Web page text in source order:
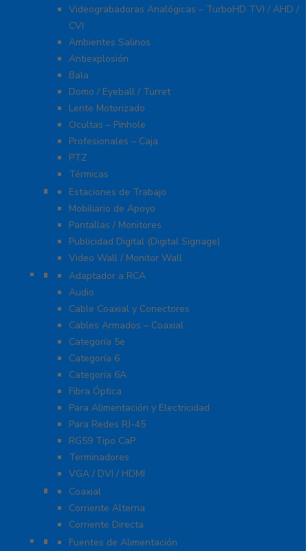
Videograbadoras Analógicas – TurboHD TVI / AHD /
CVI
Ambientes Salinos
Antiexplosión
Bala
Domo / Eyeball / Turret
Lente Motorizado
Ocultas – Pinhole
Profesionales – Caja
PTZ
Térmicas
Monitores Pantallas Y Mobiliario
Estaciones de Trabajo
Mobiliario de Apoyo
Pantallas / Monitores
Publicidad Digital (Digital Signage)
Video Wall / Monitor Wall
Cables Y Conectores
Adaptador a RCA
Audio
Cable Coaxial y Conectores
Cables Armados – Coaxial
Categoría 5e
Categoría 6
Categoría 6A
Fibra Óptica
Para Alimentación y Electricidad
Para Redes RJ-45
RG59 Tipo CaP
Terminadores
VGA / DVI / HDMI
Protección Contra Descargas
Coaxial
Corriente Alterna
Corriente Directa
Energía
Fuentes de Alimentación